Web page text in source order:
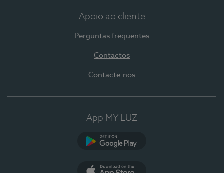
Apoio ao cliente
Perguntas frequentes
Contactos
Contacte-nos
App MY LUZ